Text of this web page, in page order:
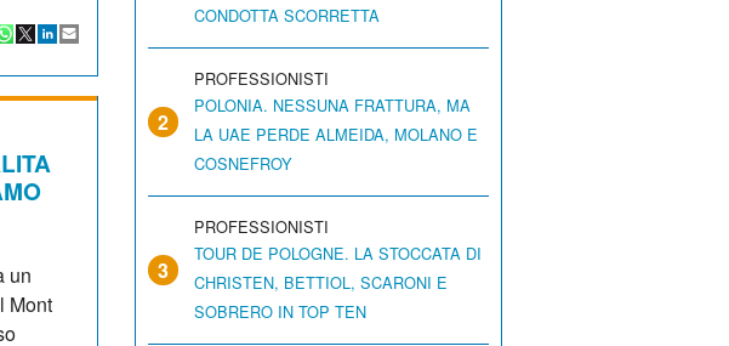
un
Mont
CONDOTTA SCORRETTA
2
PROFESSIONISTI
POLONIA. NESSUNA FRATTURA, MA
LA UAE PERDE ALMEIDA, MOLANO E
COSNEFROY
3
PROFESSIONISTI
TOUR DE POLOGNE. LA STOCCATA DI
CHRISTEN, BETTIOL, SCARONI E
SOBRERO IN TOP TEN